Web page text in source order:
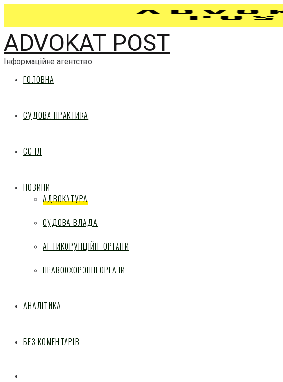
ADVOKAT POST
Інформаційне агентство
ГОЛОВНА
СУДОВА ПРАКТИКА
ЄСПЛ
НОВИНИ
АДВОКАТУРА
СУДОВА ВЛАДА
АНТИКОРУПЦІЙНІ ОРГАНИ
ПРАВООХОРОННІ ОРГАНИ
АНАЛІТИКА
БЕЗ КОМЕНТАРІВ